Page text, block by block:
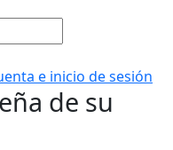
e inicio de sesión
de su